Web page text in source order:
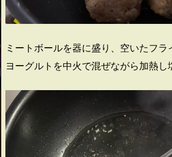
ミートボールを器に盛り、空いたフラ
ヨーグルトを中火で混ぜながら加熱し